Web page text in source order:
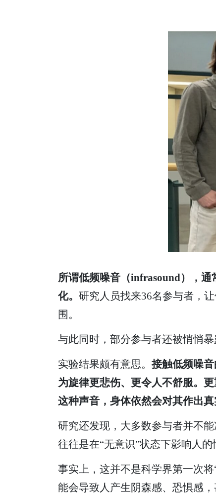
所谓低频噪音（infrasound），
化。 研究人员找来36名参与者，
围。
与此同时，部分参与者还被悄悄
实验结果颇有意思。 接触低频噪
为旋律更悲伤、更令人不舒服。
这种声音，身体依然会对其作出真
研究还发现，大多数参与者并不
往往是在“无意识”状态下影响人
事实上，这并不是科学界第一次
能会导致人产生阴森感、恐惧感